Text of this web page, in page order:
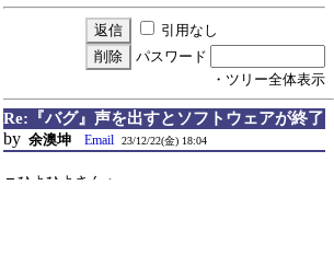
引用なし
パスワード
・ツリー全体表示
Re:『バグ』声を出すとソフトウェアが終了
by 余澳坤 Email 23/12/22(金) 18:04
▼ひよひよさん：